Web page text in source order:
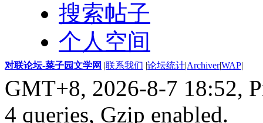
搜索帖子
个人空间
对联论坛-菜子园文学网 |联系我们 |论坛统计|Archiver|WAP|
GMT+8, 2026-8-7 18:52,
4 queries, Gzip enabled.